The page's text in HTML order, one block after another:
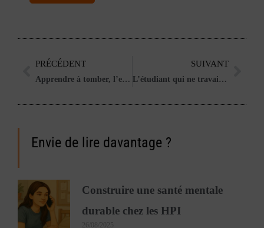
Précédent
PRÉCÉDENT
Apprendre à tomber, l’enfant HPI face à l’échec
SUIVANT
L’étudiant qui ne travaille pas : pourquoi certains jeunes HPI se désorganisent
Envie de lire davantage ?
Construire une santé mentale
durable chez les HPI
26/08/2025